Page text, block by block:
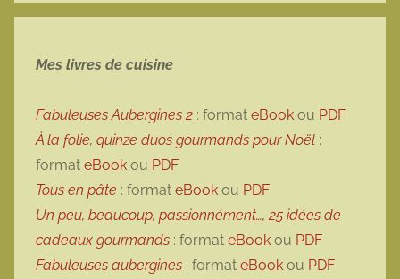
Mes livres de cuisine
Fabuleuses Aubergines 2 : format eBook ou PDF
À la folie, quinze duos gourmands pour Noël :
format eBook ou PDF
Tous en pâte : format eBook ou PDF
Un peu, beaucoup, passionnément…, 25 idées de
cadeaux gourmands : format eBook ou PDF
Fabuleuses aubergines : format eBook ou PDF